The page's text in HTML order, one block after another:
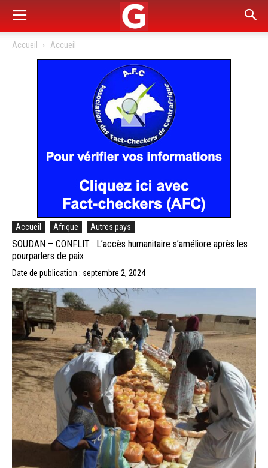
Accueil Accueil
Accueil Afrique Autres pays
SOUDAN – CONFLIT : L’accès humanitaire s’améliore après les
pourparlers de paix
Date de publication : septembre 2, 2024